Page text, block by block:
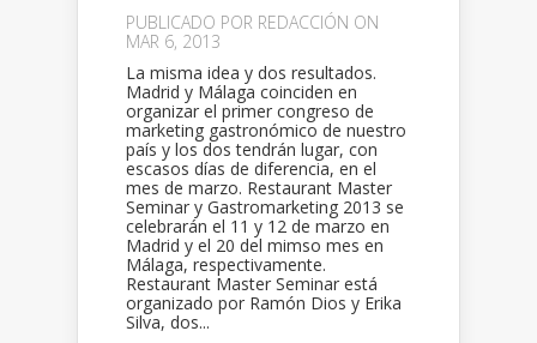
PUBLICADO POR REDACCIÓN ON
MAR 6, 2013
La misma idea y dos resultados.
Madrid y Málaga coinciden en
organizar el primer congreso de
marketing gastronómico de nuestro
país y los dos tendrán lugar, con
escasos días de diferencia, en el
mes de marzo. Restaurant Master
Seminar y Gastromarketing 2013 se
celebrarán el 11 y 12 de marzo en
Madrid y el 20 del mimso mes en
Málaga, respectivamente.
Restaurant Master Seminar está
organizado por Ramón Dios y Erika
Silva, dos...